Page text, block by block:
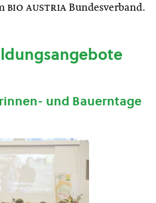
bio austria Bundesverband.
und Bauerntage